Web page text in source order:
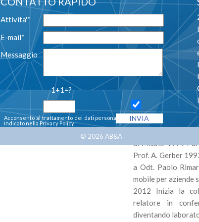
1982 Inizio l’
Odontoteam di
protesi mobile
di Milano 1991
Prof. A. Gerber
a Odt. Paolo
mobile per aziende
2012 Inizia la
relatore in
diventando
Attivita'*
E-mail*
Messaggio
1+1=?
Acconsento al trattamento dei dati personali così come
indicato nella Privacy Policy
© 2026 AB&A